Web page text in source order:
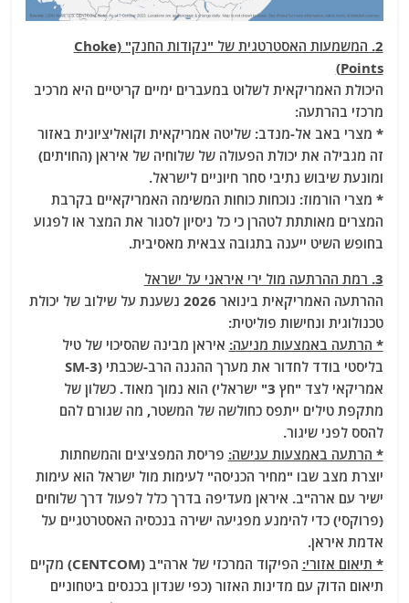
2. המשמעות האסטרטגית של "נקודות החנק" (Choke
Points)
היכולת האמריקאית לשלוט במעברים ימיים קריטיים היא מרכיב
מרכזי בהרתעה:
* מצרי באב אל-מנדב: שליטה אמריקאית וקואליציונית באזור
זה מגבילה את יכולת הפעולה של שלוחיה של איראן (החו'תים)
ומונעת שיבוש נתיבי סחר חיוניים לישראל.
* מצרי הורמוז: נוכחות כוחות המשימה האמריקאיים בקרבת
המצרים מאותתת לטהרן כי כל ניסיון לסגור את המצר או לפגוע
בחופש השיט ייענה בתגובה צבאית מאסיבית.
3. רמת ההרתעה מול ירי איראני על ישראל
ההרתעה האמריקאית בינואר 2026 נשענת על שילוב של יכולת
טכנולוגית ונחישות פוליטית:
* הרתעה באמצעות מניעה: איראן מבינה שהסיכוי של טיל
בליסטי בודד לחדור את מערך ההגנה הרב-שכבתי (SM-3
אמריקאי לצד "חץ 3" ישראלי) הוא נמוך מאוד. כשלון של
מתקפת טילים ייתפס כחולשה של המשטר, מה שגורם להם
להסס לפני שיגור.
* הרתעה באמצעות ענישה: פריסת המפציצים והמשחתות
יוצרת מצב שבו "מחיר הכניסה" לעימות מול ישראל הוא עימות
ישיר עם ארה"ב. איראן מעדיפה בדרך כלל לפעול דרך שלוחים
(פרוקסי) כדי להימנע מפגיעה ישירה בנכסיה האסטרטגיים על
אדמת איראן.
* תיאום אזורי:
הפיקוד המרכזי של ארה"ב (CENTCOM) מקיים
תיאום הדוק עם מדינות האזור (כפי שנדון בכנסים ביטחוניים